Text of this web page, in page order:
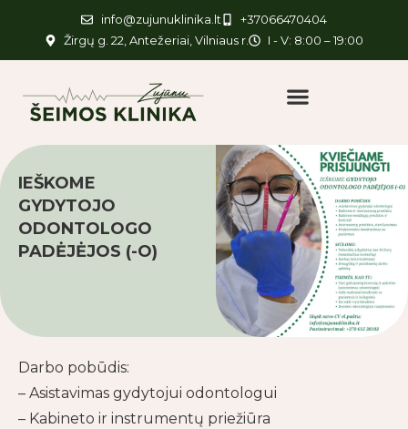
info@zujunuklinika.lt
+37066470404
Žirgų g. 22, Antežeriai, Vilniaus r.
I - V: 8:00 – 19:00
IEŠKOME
GYDYTOJO
ODONTOLOGO
PADĖJĖJOS (-O)
Darbo pobūdis:
– Asistavimas gydytojui odontologui
– Kabineto ir instrumentų priežiūra